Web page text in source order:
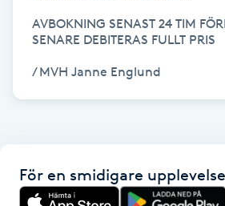
Headspa
Healing
HIFU
AVBOKNING SENAST 24 TIM
SENARE DEBITERAS FULLT PRIS
/ MVH Janne Englund
För en smidigare upplevelse